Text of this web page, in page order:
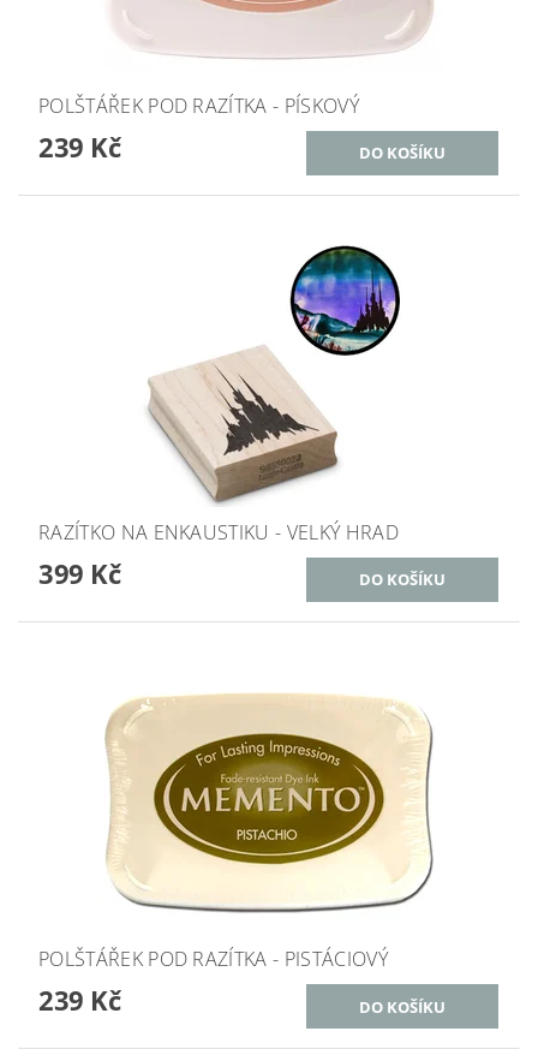
POLŠTÁŘEK POD RAZÍTKA - PÍSKOVÝ
239 Kč
RAZÍTKO NA ENKAUSTIKU - VELKÝ HRAD
399 Kč
POLŠTÁŘEK POD RAZÍTKA - PISTÁCIOVÝ
239 Kč